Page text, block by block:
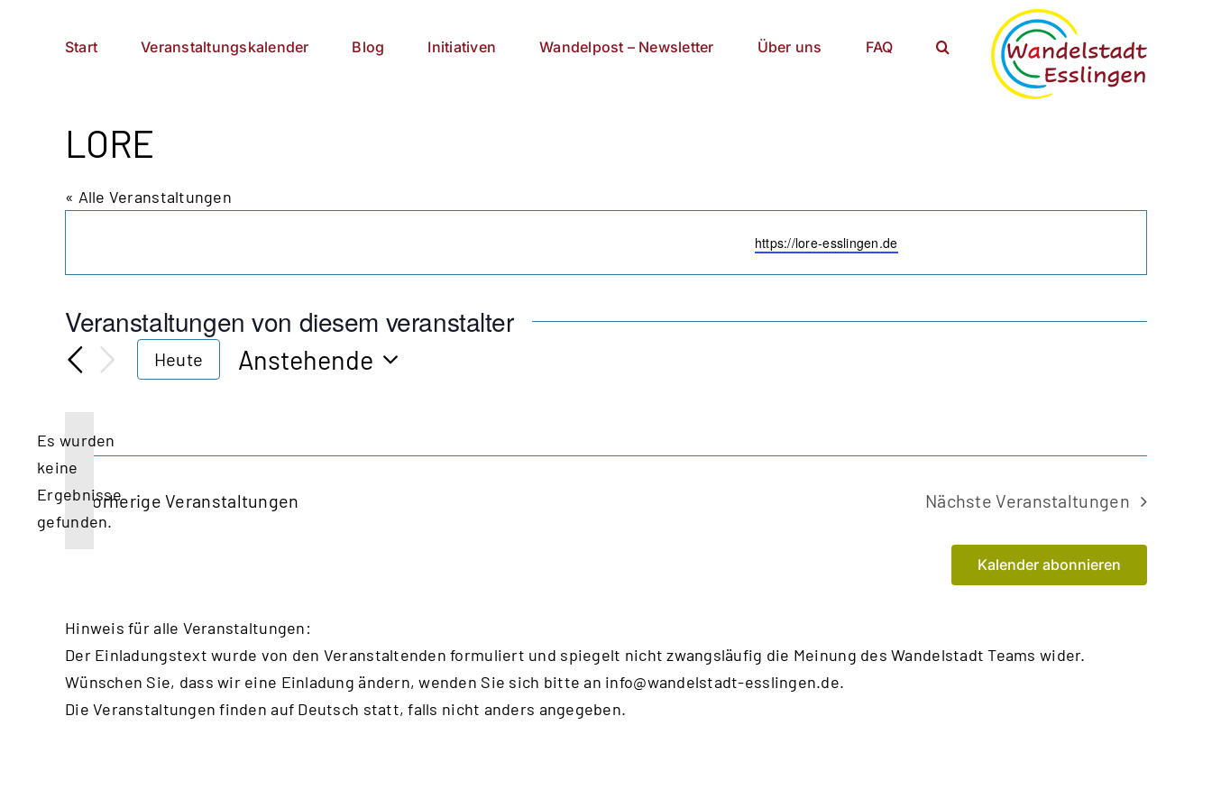
Start Veranstaltungskalender Blog Initiativen Wandelpost – Newsletter Über uns FAQ
LORE
« Alle Veranstaltungen
Webseite
https://lore-esslingen.de
Veranstaltungen von diesem veranstalter
Hinweis
Es wurden
keine
Ergebnisse
gefunden.
Heute
Anstehende
VorherigeVeranstaltungen NächsteVeranstaltungen
Kalender abonnieren
Hinweis für alle Veranstaltungen:
Der Einladungstext wurde von den Veranstaltenden formuliert und spiegelt nicht zwangsläufig die Meinung des Wandelstadt Teams wider.
Wünschen Sie, dass wir eine Einladung ändern, wenden Sie sich bitte an info@wandelstadt-esslingen.de.
Die Veranstaltungen finden auf Deutsch statt, falls nicht anders angegeben.